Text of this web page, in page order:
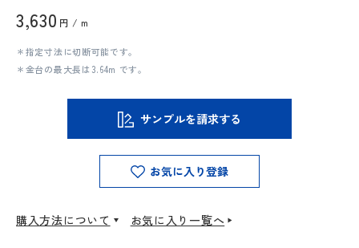
3,630 円 / m
＊指定寸法に切断可能です。
＊金台の最大長は3.64m です。
サンプルを請求する
お気に入り登録
購入方法について お気に入り一覧へ